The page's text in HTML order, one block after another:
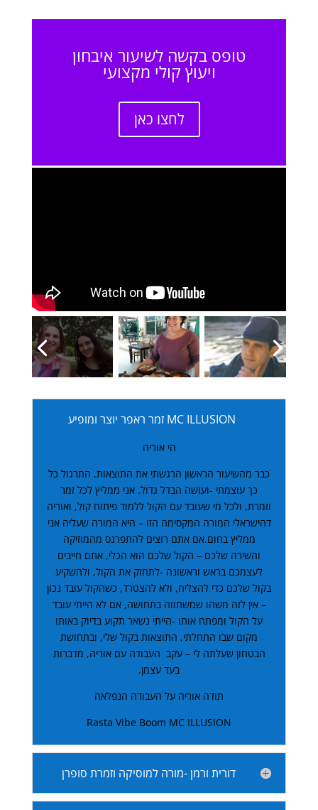
טופס בקשה לשיעור איבחון
ויעוץ קולי מקצועי
לחצו כאן
MC ILLUSION זמר ראפר יוצר ומופיע
הי אוריה
כבר מהשיעור הראשון הרגשתי את התוצאות, התרגול כל
כך עוצמתי -ועושה הבדל גדול. אני ממליץ לכל זמר
וזמרת, ולכל מי שעובד עם הקול ללמוד פיתוח קול, ואוריה
דהישראלי המורה המקסימה הזו – היא המורה שעליה אני
ממליץ בחום.אם אתם רוצים להתפרנס מהמוזיקה
והשירה שלכם – הקול שלכם הוא הכלי, אתם חייבים
לעצמכם בראש וראשונה -לתחזק את הקול, ולהשקיע
בקול שלכם כדי להצליח, ולא להצטרד, כשהקול עובד נכון
– אין לזה משהו שמשתווה בתחושה, אם לא הייתי עובד
על הקול ומפתח אותו -הייתי נשאר תקוע בדיוק באותו
מקום שבו התחלתי, התוצאות בקול שלי, ובתחושת
הבטחון שעלתה לי – עקב העבודה עם אוריה, מדברות
בעד עצמן.
תודה אוריה על העבודה הנפלאה
Rasta Vibe Boom MC ILLUSION
דורית ורמן -מורה למוסיקה וזמרת סופרן